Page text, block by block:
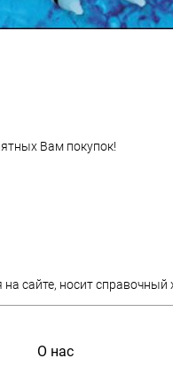
Вам покупок!
сайте, носит
О нас